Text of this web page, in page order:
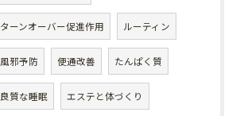
ターンオーバー促進作用 ルーティン
風邪予防 便通改善 たんぱく質
良質な睡眠 エステと体づくり